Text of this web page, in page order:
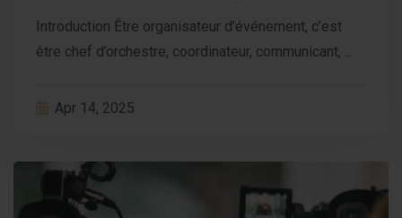
Introduction Être organisateur d’événement, c’est
être chef d’orchestre, coordinateur, communicant, ...
Apr 14, 2025